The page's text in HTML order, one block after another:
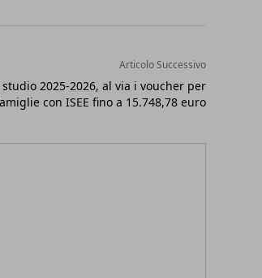
Articolo Successivo
2025-2026, al via i voucher per
con ISEE fino a 15.748,78 euro